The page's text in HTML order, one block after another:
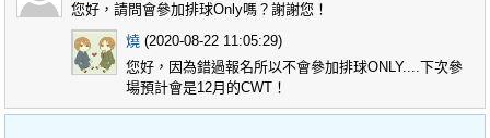
您好，請問會參加排球Only嗎？謝謝您！
燒 (2020-08-22 11:05:29)
您好，因為錯過報名所以不會參加排球ONLY....下次參
場預計會是12月的CWT！